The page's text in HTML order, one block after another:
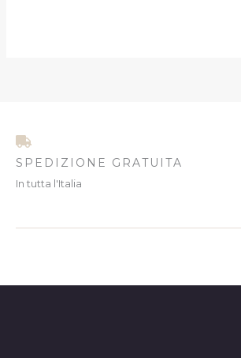
SPEDIZIONE GRATUITA
In tutta l'Italia